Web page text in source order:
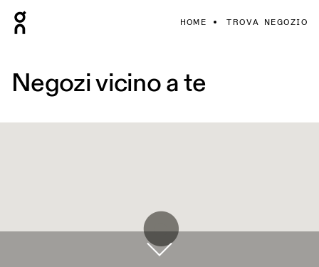
HOME TROVA NEGOZIO
Negozi vicino a te